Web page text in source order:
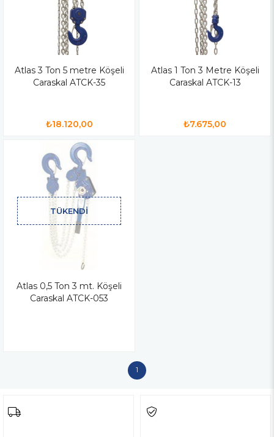
Atlas 3 Ton 5 metre Köşeli
Caraskal ATCK-35
₺18.120,00
Atlas 1 Ton 3 Metre Köşeli
Caraskal ATCK-13
₺7.675,00
TÜKENDI
Atlas 0,5 Ton 3 mt. Köşeli
Caraskal ATCK-053
1